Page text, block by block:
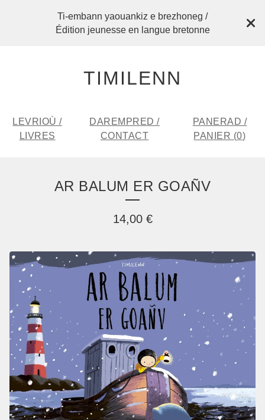
Ti-embann yaouankiz e brezhoneg /
Édition jeunesse en langue bretonne
TIMILENN
LEVRIOÙ /
LIVRES
DAREMPRED /
CONTACT
PANERAD /
PANIER (0)
AR BALUM ER GOAÑV
14,00 €